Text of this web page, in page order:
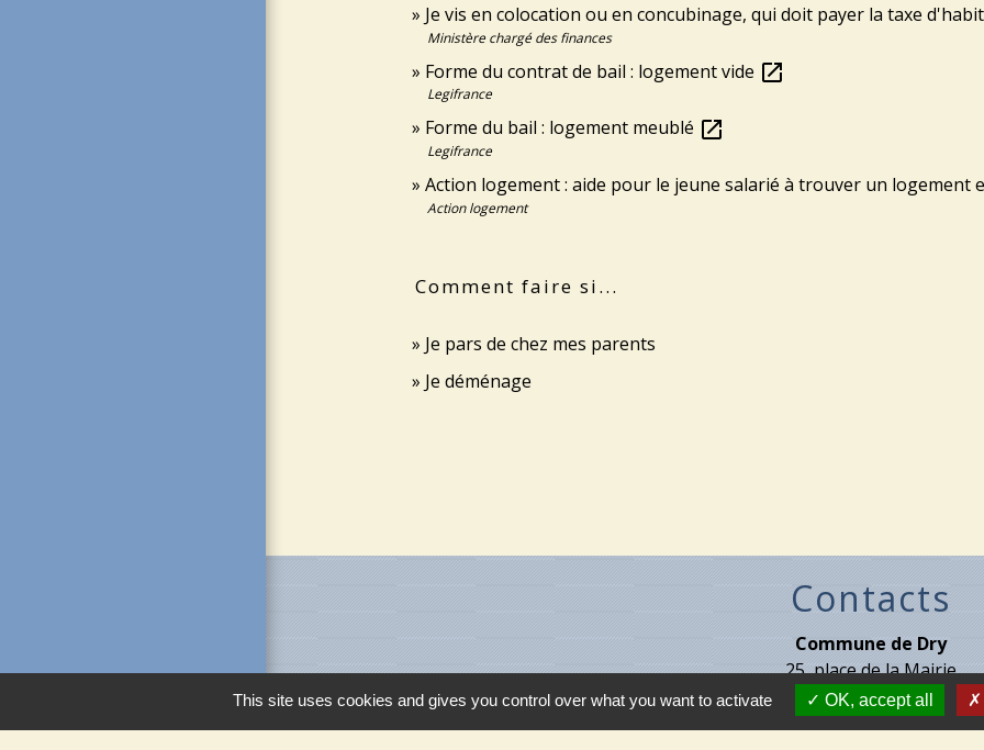
Je vis en colocation ou en concubinage, qui doit payer la taxe
Ministère chargé des finances
Forme du contrat de bail : logement vide open_in_new
Legifrance
Forme du bail : logement meublé open_in_new
Legifrance
Action logement : aide pour le jeune salarié à trouver un logement
Action logement
Comment faire si...
Je pars de chez mes parents
Je déménage
Contacts
Commune de Dry
25, place de la Mairie
45370 Dry - FRANCE
+33 2 38 45 71 07
This site uses cookies and gives you control over what you want to activate OK, accept all